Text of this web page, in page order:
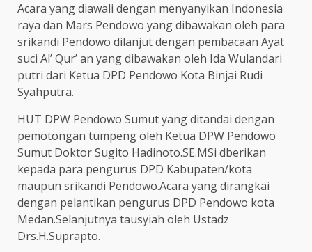
Acara yang diawali dengan menyanyikan Indonesia
raya dan Mars Pendowo yang dibawakan oleh para
srikandi Pendowo dilanjut dengan pembacaan Ayat
suci Al’ Qur’ an yang dibawakan oleh Ida Wulandari
putri dari Ketua DPD Pendowo Kota Binjai Rudi
Syahputra.
HUT DPW Pendowo Sumut yang ditandai dengan
pemotongan tumpeng oleh Ketua DPW Pendowo
Sumut Doktor Sugito Hadinoto.SE.MSi dberikan
kepada para pengurus DPD Kabupaten/kota
maupun srikandi Pendowo.Acara yang dirangkai
dengan pelantikan pengurus DPD Pendowo kota
Medan.Selanjutnya tausyiah oleh Ustadz
Drs.H.Suprapto.